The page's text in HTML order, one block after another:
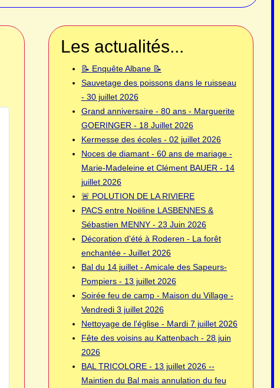
Les actualités...
📝 Enquête Albane 📝
Sauvetage des poissons dans le ruisseau
- 30 juillet 2026
Grand anniversaire - 80 ans - Marguerite
GOERINGER - 18 Juillet 2026
Kermesse des écoles - 02 juillet 2026
Noces de diamant - 60 ans de mariage -
Marie-Madeleine et Clément BAUER - 14
juillet 2026
🚨 POLUTION DE LA RIVIERE
PACS entre Noëline LASBENNES &
Sébastien MENNY - 23 Juin 2026
Décoration d'été à Roderen - La forêt
enchantée - Juillet 2026
Bal du 14 juillet - Amicale des Sapeurs-
Pompiers - 13 juillet 2026
Soirée feu de camp - Maison du Village -
Vendredi 3 juillet 2026
Nettoyage de l'église - Mardi 7 juillet 2026
Fête des voisins au Kattenbach - 28 juin
2026
BAL TRICOLORE - 13 juillet 2026 --
Maintien du Bal mais annulation du feu